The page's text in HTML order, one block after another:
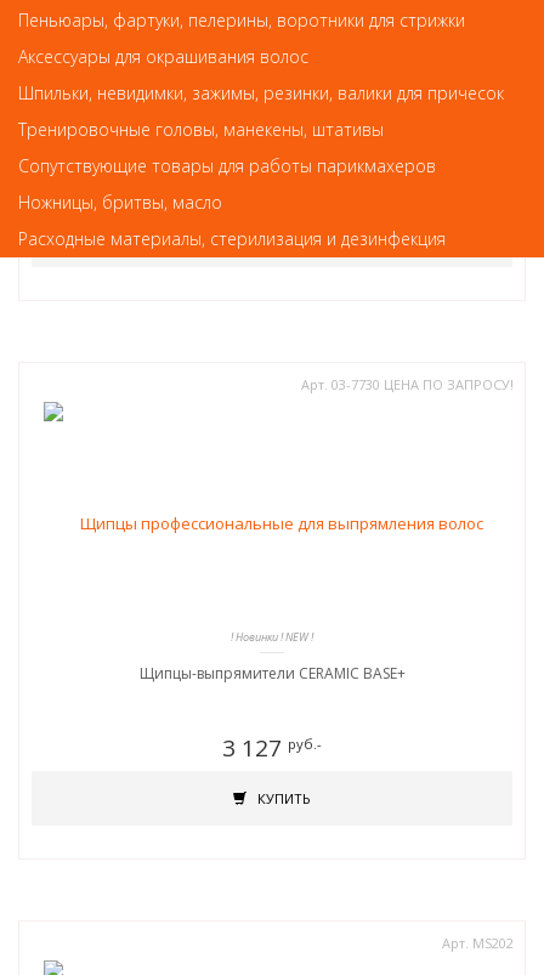
покрытие, 53 Вт
В КОРЗИНУ
Арт. 03-7730 ЦЕНА ПО ЗАПРОСУ!
! Новинки ! NEW !
Щипцы-выпрямители CERAMIC BASE+
3 127 руб.-
КУПИТЬ
Арт. MS202
Пеньюары, фартуки, пелерины, воротники для стрижки
Аксессуары для окрашивания волос
Шпильки, невидимки, зажимы, резинки, валики для причесок
Тренировочные головы, манекены, штативы
Сопутствующие товары для работы парикмахеров
Ножницы, бритвы, масло
Расходные материалы, стерилизация и дезинфекция